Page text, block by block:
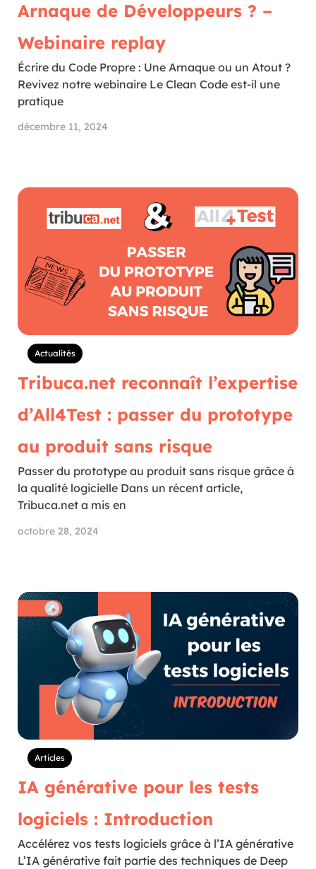
Arnaque de Développeurs ? –
Webinaire replay
Écrire du Code Propre : Une Arnaque ou un Atout ?
Revivez notre webinaire Le Clean Code est-il une
pratique
décembre 11, 2024
Actualités
Tribuca.net reconnaît l’expertise
d’All4Test : passer du prototype
au produit sans risque
Passer du prototype au produit sans risque grâce à
la qualité logicielle Dans un récent article,
Tribuca.net a mis en
octobre 28, 2024
Articles
IA générative pour les tests
logiciels : Introduction
Accélérez vos tests logiciels grâce à l’IA générative
L’IA générative fait partie des techniques de Deep